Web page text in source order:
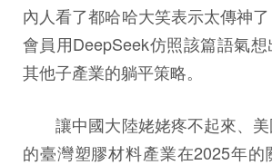
內人看了都哈哈大笑表示太傳神
會員用DeepSeek仿照該篇語氣
其他子產業的躺平策略。
讓中國大陸姥姥疼不起來、美
的臺灣塑膠材料產業在2025年的